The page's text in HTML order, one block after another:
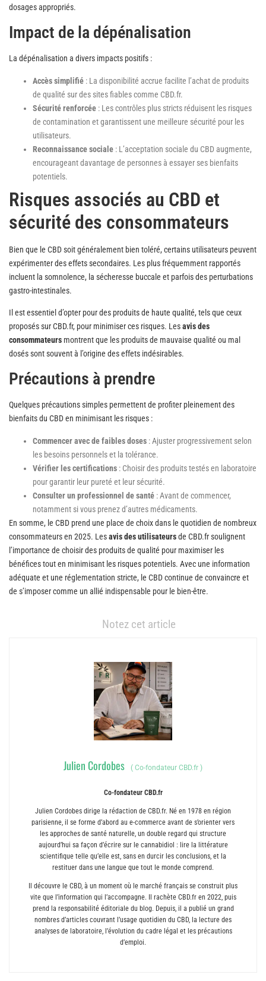
dosages appropriés.
Impact de la dépénalisation
La dépénalisation a divers impacts positifs :
Accès simplifié : La disponibilité accrue facilite l’achat de produits
de qualité sur des sites fiables comme CBD.fr.
Sécurité renforcée : Les contrôles plus stricts réduisent les risques
de contamination et garantissent une meilleure sécurité pour les
utilisateurs.
Reconnaissance sociale : L’acceptation sociale du CBD augmente,
encourageant davantage de personnes à essayer ses bienfaits
potentiels.
Risques associés au CBD et
sécurité des consommateurs
Bien que le CBD soit généralement bien toléré, certains utilisateurs peuvent
expérimenter des effets secondaires. Les plus fréquemment rapportés
incluent la somnolence, la sécheresse buccale et parfois des perturbations
gastro-intestinales.
Il est essentiel d’opter pour des produits de haute qualité, tels que ceux
proposés sur CBD.fr, pour minimiser ces risques. Lesavis des
consommateurs montrent que les produits de mauvaise qualité ou mal
dosés sont souvent à l’origine des effets indésirables.
Précautions à prendre
Quelques précautions simples permettent de profiter pleinement des
bienfaits du CBD en minimisant les risques :
Commencer avec de faibles doses : Ajuster progressivement selon
les besoins personnels et la tolérance.
Vérifier les certifications : Choisir des produits testés en laboratoire
pour garantir leur pureté et leur sécurité.
Consulter un professionnel de santé : Avant de commencer,
notamment si vous prenez d’autres médicaments.
En somme, le CBD prend une place de choix dans le quotidien de nombreux
consommateurs en 2025. Lesavis des utilisateursde CBD.fr soulignent
l’importance de choisir des produits de qualité pour maximiser les
bénéfices tout en minimisant les risques potentiels. Avec une information
adéquate et une réglementation stricte, le CBD continue de convaincre et
de s’imposer comme un allié indispensable pour le bien-être.
Notez cet article
Julien Cordobes ( Co-fondateur CBD.fr )
Co-fondateur CBD.fr
Julien Cordobes dirige la rédaction de CBD.fr. Né en 1978 en région
parisienne, il se forme d’abord au e-commerce avant de s’orienter vers
les approches de santé naturelle, un double regard qui structure
aujourd’hui sa façon d’écrire sur le cannabidiol : lire la littérature
scientifique telle qu’elle est, sans en durcir les conclusions, et la
restituer dans une langue que tout le monde comprend.
Il découvre le CBD, à un moment où le marché français se construit plus
vite que l’information qui l’accompagne. Il rachète CBD.fr en 2022, puis
prend la responsabilité éditoriale du blog. Depuis, il a publié un grand
nombres d’articles couvrant l’usage quotidien du CBD, la lecture des
analyses de laboratoire, l’évolution du cadre légal et les précautions
d’emploi.